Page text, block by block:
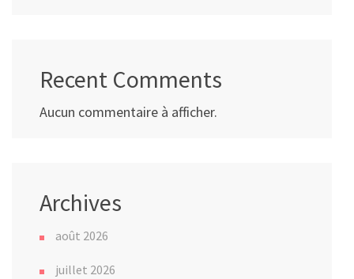
Recent Comments
Aucun commentaire à afficher.
Archives
août 2026
juillet 2026